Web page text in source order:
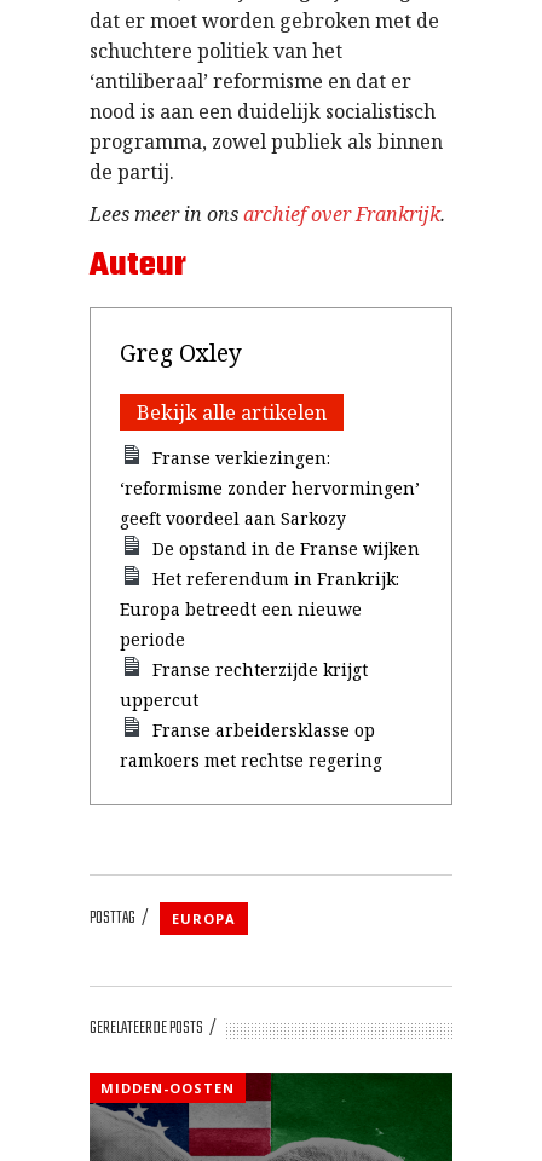
dat er moet worden gebroken met de
schuchtere politiek van het
‘antiliberaal’ reformisme en dat er
nood is aan een duidelijk socialistisch
programma, zowel publiek als binnen
de partij.
Lees meer in onsarchief over Frankrijk.
Auteur
Greg Oxley
Bekijk alle artikelen
Franse verkiezingen:
‘reformisme zonder hervormingen’
geeft voordeel aan Sarkozy
De opstand in de Franse wijken
Het referendum in Frankrijk:
Europa betreedt een nieuwe
periode
Franse rechterzijde krijgt
uppercut
Franse arbeidersklasse op
ramkoers met rechtse regering
POSTTAG EUROPA
GERELATEERDE POSTS
MIDDEN-OOSTEN